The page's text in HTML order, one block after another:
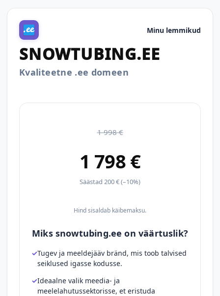
Minu lemmikud
SNOWTUBING.EE
Kvaliteetne .ee domeen
1 998 €
1 798 €
Säästad 200 € (–10%)
Hind sisaldab käibemaksu.
Miks snowtubing.ee on väärtuslik?
Tugev ja meeldejääv bränd, mis toob talvised
seiklused igasse kodusse.
Ideaalne valik meedia- ja
meelelahutussektorisse, et eristuda